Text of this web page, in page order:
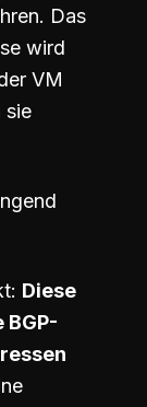
Das
wird
VM
sie
Diese